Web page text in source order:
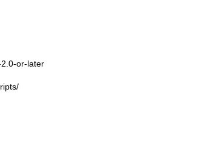
or-later